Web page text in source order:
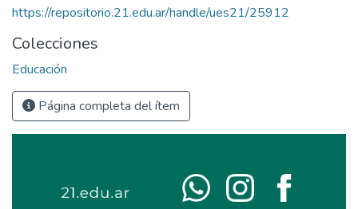
https://repositorio.21.edu.ar/handle/ues21/25912
Colecciones
Educación
Página completa del ítem